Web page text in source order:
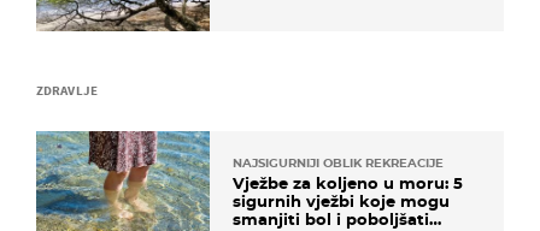
ZDRAVLJE
NAJSIGURNIJI OBLIK REKREACIJE
Vježbe za koljeno u moru: 5
sigurnih vježbi koje mogu
smanjiti bol i poboljšati